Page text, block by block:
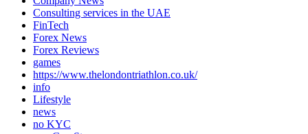
Consulting services in the UAE
FinTech
Forex News
Forex Reviews
games
https://www.thelondontriathlon.co.uk/
info
Lifestyle
news
no KYC